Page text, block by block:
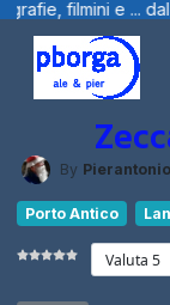
dalla Liguria e
By
Porto Antico
Valuta